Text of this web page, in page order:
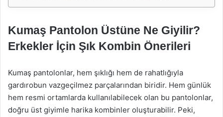
Kumaş Pantolon Üstüne Ne Giyilir?
Erkekler İçin Şık Kombin Önerileri
Kumaş pantolonlar, hem şıklığı hem de rahatlığıyla
gardırobun vazgeçilmez parçalarından biridir. Hem günlük
hem resmi ortamlarda kullanılabilecek olan bu pantolonlar,
doğru üst giyimle harika kombinler oluşturabilir. Peki,